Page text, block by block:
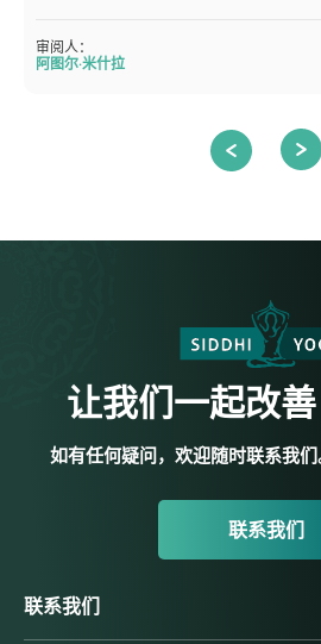
审阅人：
阿图尔·米什拉
让我们一起改善
如有任何疑问，欢迎随时联系我
联系我们
联系我们